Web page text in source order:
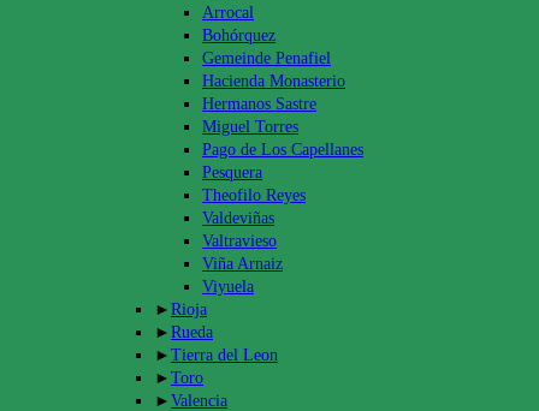
Arrocal
Bohórquez
Gemeinde Penafiel
Hacienda Monasterio
Hermanos Sastre
Miguel Torres
Pago de Los Capellanes
Pesquera
Theofilo Reyes
Valdeviñas
Valtravieso
Viña Arnaiz
Viyuela
► Rioja
► Rueda
► Tierra del Leon
► Toro
► Valencia